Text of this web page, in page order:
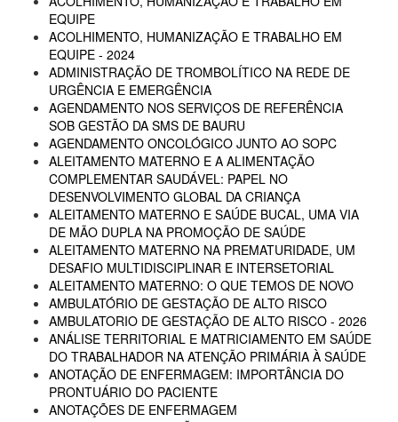
EQUIPE
ACOLHIMENTO, HUMANIZAÇÃO E TRABALHO EM
EQUIPE - 2024
ADMINISTRAÇÃO DE TROMBOLÍTICO NA REDE DE
URGÊNCIA E EMERGÊNCIA
AGENDAMENTO NOS SERVIÇOS DE REFERÊNCIA
SOB GESTÃO DA SMS DE BAURU
AGENDAMENTO ONCOLÓGICO JUNTO AO SOPC
ALEITAMENTO MATERNO E A ALIMENTAÇÃO
COMPLEMENTAR SAUDÁVEL: PAPEL NO
DESENVOLVIMENTO GLOBAL DA CRIANÇA
ALEITAMENTO MATERNO E SAÚDE BUCAL, UMA VIA
DE MÃO DUPLA NA PROMOÇÃO DE SAÚDE
ALEITAMENTO MATERNO NA PREMATURIDADE, UM
DESAFIO MULTIDISCIPLINAR E INTERSETORIAL
ALEITAMENTO MATERNO: O QUE TEMOS DE NOVO
AMBULATÓRIO DE GESTAÇÃO DE ALTO RISCO
AMBULATORIO DE GESTAÇÃO DE ALTO RISCO - 2026
ANÁLISE TERRITORIAL E MATRICIAMENTO EM SAÚDE
DO TRABALHADOR NA ATENÇÃO PRIMÁRIA À SAÚDE
ANOTAÇÃO DE ENFERMAGEM: IMPORTÂNCIA DO
PRONTUÁRIO DO PACIENTE
ANOTAÇÕES DE ENFERMAGEM